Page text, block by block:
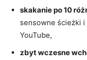
skakanie po 10
sensowne ścieżki i
YouTube,
zbyt wczesne